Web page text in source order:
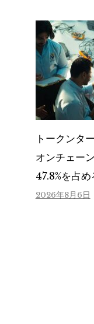
トークンタ
オンチェー
47.8%を占め
2026年8月6日